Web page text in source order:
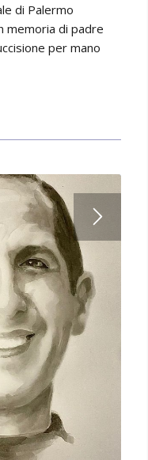
di Palermo
memoria di padre
per mano